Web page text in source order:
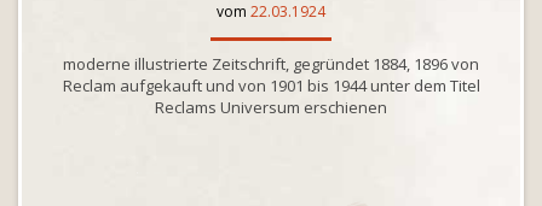
vom 22.03.1924
moderne illustrierte Zeitschrift, gegründet 1884, 1896 von
Reclam aufgekauft und von 1901 bis 1944 unter dem Titel
Reclams Universum erschienen